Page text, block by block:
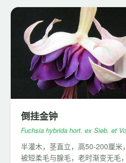
倒挂金钟
Fuchsia hybrida hort. ex Sieb. et
半灌木，茎直立，高50-200厘米
被短柔毛与腺毛，老时渐变无毛